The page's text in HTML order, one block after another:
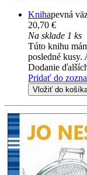
Knihapevná
20,70 €
Na sklade 1 ks
Túto knihu
posledné kusy.
Dodanie
Pridať do
Vložiť do